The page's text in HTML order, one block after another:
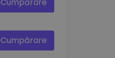
Cumpărare